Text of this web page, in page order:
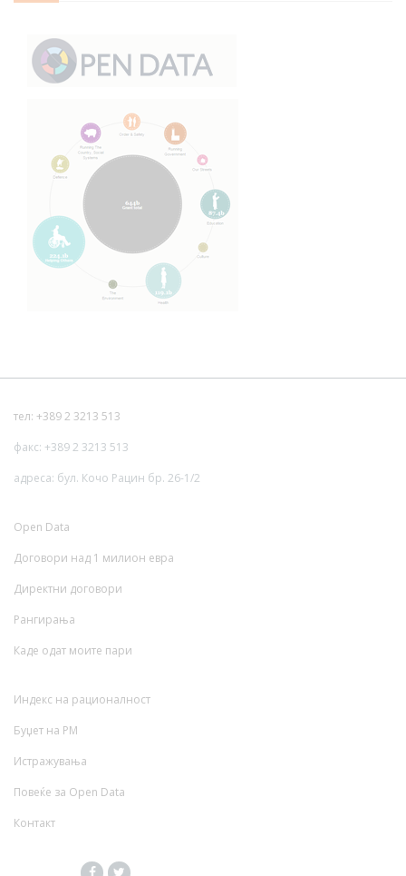
тел: +389 2 3213 513
факс: +389 2 3213 513
адреса: бул. Кочо Рацин бр. 26-1/2
Open Data
Договори над 1 милион евра
Директни договори
Рангирања
Каде одат моите пари
Индекс на рационалност
Буџет на РМ
Истражувања
Повеќе за Open Data
Контакт